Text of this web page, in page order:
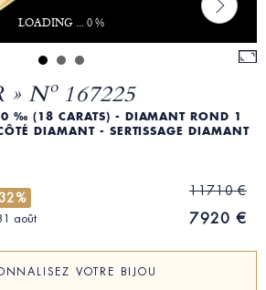
LOADING ... 0 %
Nº 167225
‰ (18 CARATS) - DIAMANT ROND 1
DIAMANT - SERTISSAGE DIAMANT
août
11710 €
7920 €
VOTRE BIJOU